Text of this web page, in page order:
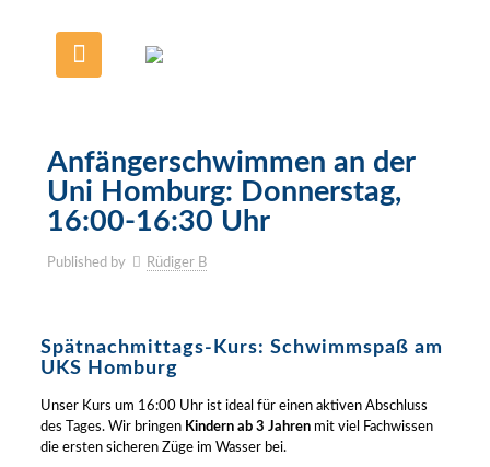
Anfängerschwimmen an der
Uni Homburg: Donnerstag,
16:00-16:30 Uhr
Published by Rüdiger B
Spätnachmittags-Kurs: Schwimmspaß am
UKS Homburg
Unser Kurs um 16:00 Uhr ist ideal für einen aktiven Abschluss
des Tages. Wir bringen Kindern ab 3 Jahrenmit viel Fachwissen
die ersten sicheren Züge im Wasser bei.